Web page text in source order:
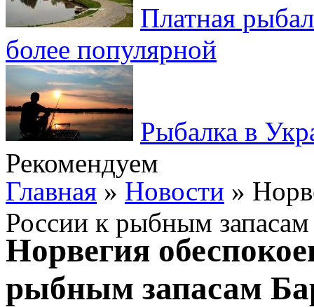
Платная
более популярной
Рыбалка в
Рекомендуем
Главная » Новости »
России к рыбным
Норвегия
рыбным запасам